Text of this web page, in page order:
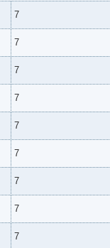
7
7
7
7
7
7
7
7
7